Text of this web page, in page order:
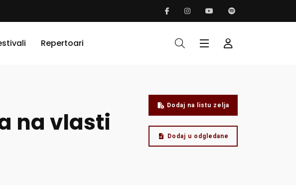
Repertoari
na vlasti
Dodaj na listu zelja
Dodaj u odgledane